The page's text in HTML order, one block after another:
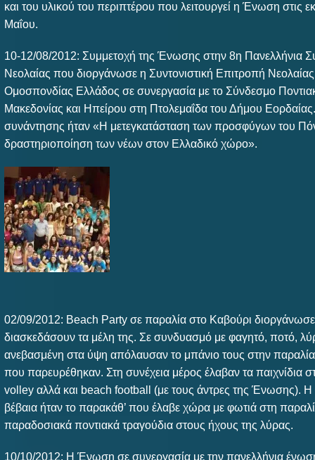
και του υλικού του περιπτέρου που λειτουργεί η Ένωση στις
Μαΐου.
10-12/08/2012: Συμμετοχή της Ένωσης στην 8η Πανελλήνια
Νεολαίας που διοργάνωσε η Συντονιστική Επιτροπή
Ομοσπονδίας Ελλάδος σε συνεργασία με το Σύνδεσμο
Μακεδονίας και Ηπείρου στη Πτολεμαΐδα του Δήμου
συνάντησης ήταν «Η μετεγκατάσταση των προσφύγων του
δραστηριοποίηση των νέων στον Ελλαδικό χώρο».
02/09/2012: Beach Party σε παραλία στο Καβούρι
διασκεδάσουν τα μέλη της. Σε συνδυασμό με φαγητό, ποτό,
ανεβασμένη στα ύψη απόλαυσαν το μπάνιο τους στην
που παρευρέθηκαν. Στη συνέχεια μέρος έλαβαν τα παιχνίδια
volley αλλά και beach football (με τους άντρες της Ένωσης).
βέβαια ήταν το παρακάθ’ που έλαβε χώρα με φωτιά στη
παραδοσιακά ποντιακά τραγούδια στους ήχους της λύρας.
10/10/2012: Η Ένωση σε συνεργασία με την πανελλήνια